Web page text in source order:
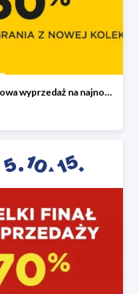
Sezonowa wyprzedaż na najnowszą kolekcję do -50%